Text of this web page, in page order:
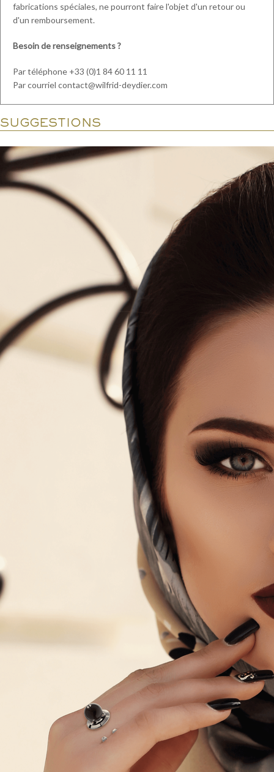
fabrications spéciales, ne pourront faire l'objet d'un retour ou
d'un remboursement.
Besoin de renseignements ?
Par téléphone +33 (0)1 84 60 11 11
Par courriel contact@wilfrid-deydier.com
SUGGESTIONS